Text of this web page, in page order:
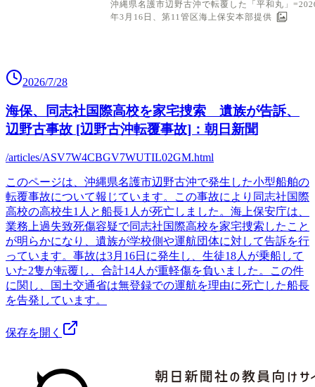
2026/7/28
海保、同志社国際高校を家宅捜索 遺族が告訴、
辺野古事故 [辺野古沖転覆事故]：朝日新聞
/articles/ASV7W4CBGV7WUTIL02GM.html
このページは、沖縄県名護市辺野古沖で発生した小型船舶の
転覆事故について報じています。この事故により同志社国際
高校の高校生1人と船長1人が死亡しました。海上保安庁は、
業務上過失致死傷容疑で同志社国際高校を家宅捜索したこと
が明らかになり、遺族が学校側や運航団体に対して告訴を行
っています。事故は3月16日に発生し、生徒18人が乗船して
いた2隻が転覆し、合計14人が重軽傷を負いました。この件
に関し、国土交通省は無登録での運航を理由に死亡した船長
を告発しています。
保存を開く